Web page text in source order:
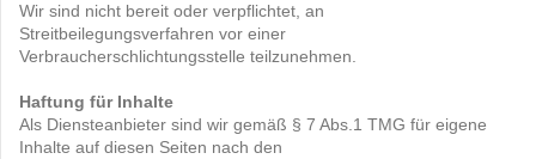
Wir sind nicht bereit oder verpflichtet, an
Streitbeilegungsverfahren vor einer
Verbraucherschlichtungsstelle teilzunehmen.
Haftung für Inhalte
Als Diensteanbieter sind wir gemäß § 7 Abs.1 TMG für eigene
Inhalte auf diesen Seiten nach den